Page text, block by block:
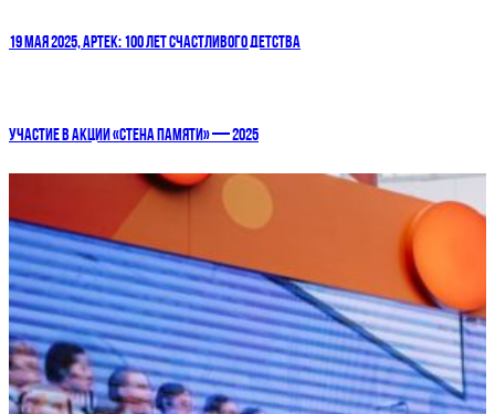
19 МАЯ 2025, АРТЕК: 100 ЛЕТ СЧАСТЛИВОГО ДЕТСТВА
УЧАСТИЕ В АКЦИИ «СТЕНА ПАМЯТИ» — 2025